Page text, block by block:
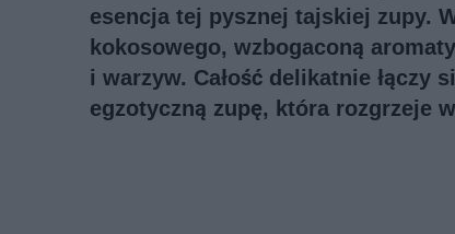
esencja tej pysznej tajskiej zupy.
kokosowego, wzbogaconą
i warzyw. Całość delikatnie
egzotyczną zupę, która rozgrzeje